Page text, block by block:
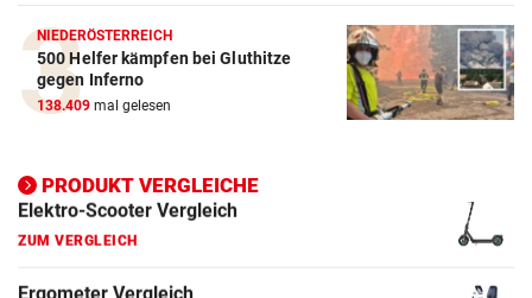
NIEDERÖSTERREICH
500 Helfer kämpfen bei Gluthitze
gegen Inferno
138.409 mal gelesen
PRODUKT VERGLEICHE
ZUM VERGLEICH
Elektro-Scooter Vergleich
ZUM VERGLEICH
ZUM VERGLEICH